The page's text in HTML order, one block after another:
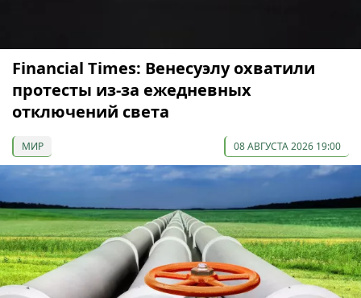
Financial Times: Венесуэлу охватили
протесты из-за ежедневных
отключений света
МИР 08 АВГУСТА 2026 19:00